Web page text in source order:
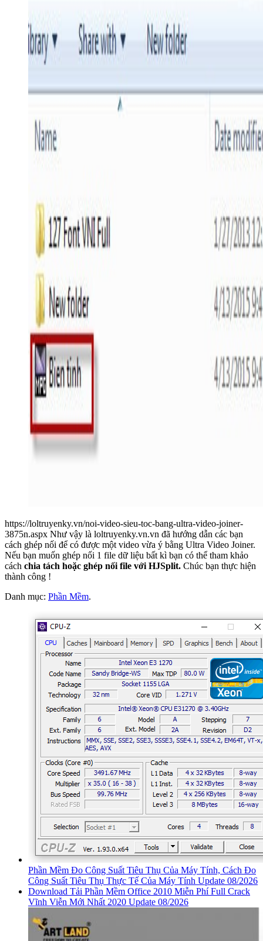
https://loltruyenky.vn/noi-video-sieu-toc-bang-ultra-video-joiner-
3875n.aspx Như vậy là loltruyenky.vn.vn đã hướng dẫn các bạn
cách ghép nối để có được một video vừa ý bằng Ultra Video Joiner.
Nếu bạn muốn ghép nối 1 file dữ liệu bất kì bạn có thể tham khảo
cách chia tách hoặc ghép nối file với HJSplit. Chúc bạn thực hiện
thành công !
Danh mục: Phần Mềm.
Phần Mềm Đo Công Suất Tiêu Thụ Của Máy Tính, Cách Đo
Công Suất Tiêu Thụ Thực Tế Của Máy Tính Update 08/2026
Download Tải Phần Mềm Office 2010 Miễn Phí Full Crack
Vĩnh Viễn Mới Nhất 2020 Update 08/2026